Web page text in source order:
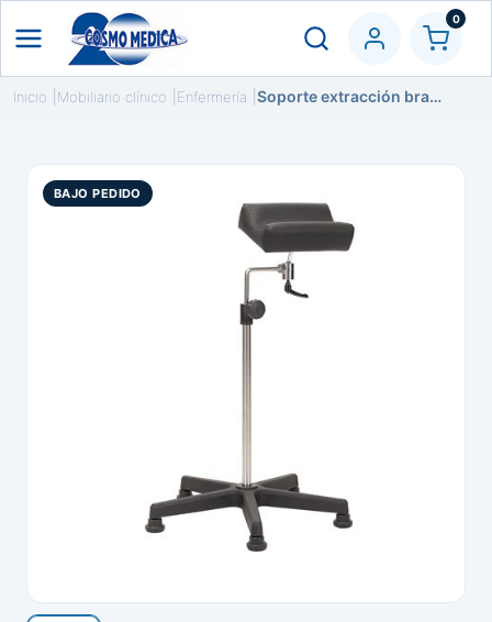
0
Inicio Mobiliario clínico Enfermería Soporte extracción brazo/pierna inox articulado
BAJO PEDIDO